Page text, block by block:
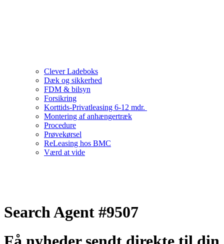
Clever Ladeboks
Dæk og sikkerhed
FDM & bilsyn
Forsikring
Korttids-Privatleasing 6-12 mdr.
Montering af anhængertræk
Procedure
Prøvekørsel
ReLeasing hos BMC
Værd at vide
Search Agent #9507